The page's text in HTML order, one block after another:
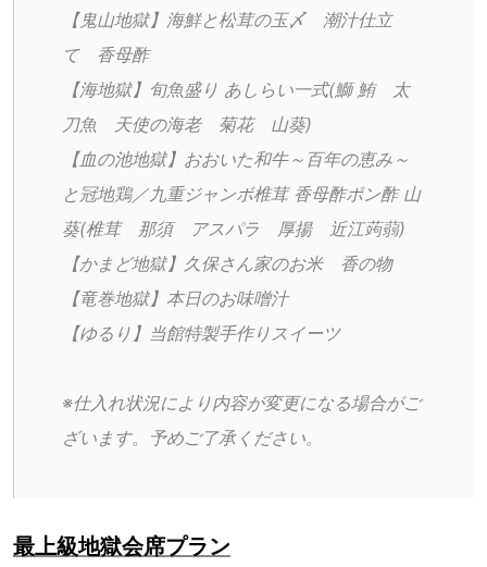
【鬼山地獄】海鮮と松茸の玉〆　潮汁仕立
て　香母酢
【海地獄】旬魚盛り あしらい一式(鰤 鮪　太
刀魚　天使の海老　菊花　山葵)
【血の池地獄】おおいた和牛～百年の恵み～
と冠地鶏／九重ジャンボ椎茸 香母酢ポン酢 山
葵(椎茸　那須　アスパラ　厚揚　近江蒟蒻)
【かまど地獄】久保さん家のお米　香の物
【竜巻地獄】本日のお味噌汁
【ゆるり】当館特製手作りスイーツ
※仕入れ状況により内容が変更になる場合がご
ざいます。予めご了承ください。
最上級地獄会席プラン